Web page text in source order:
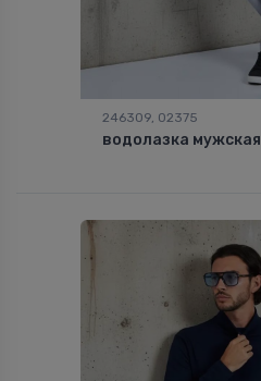
246309, 02375
водолазка мужская